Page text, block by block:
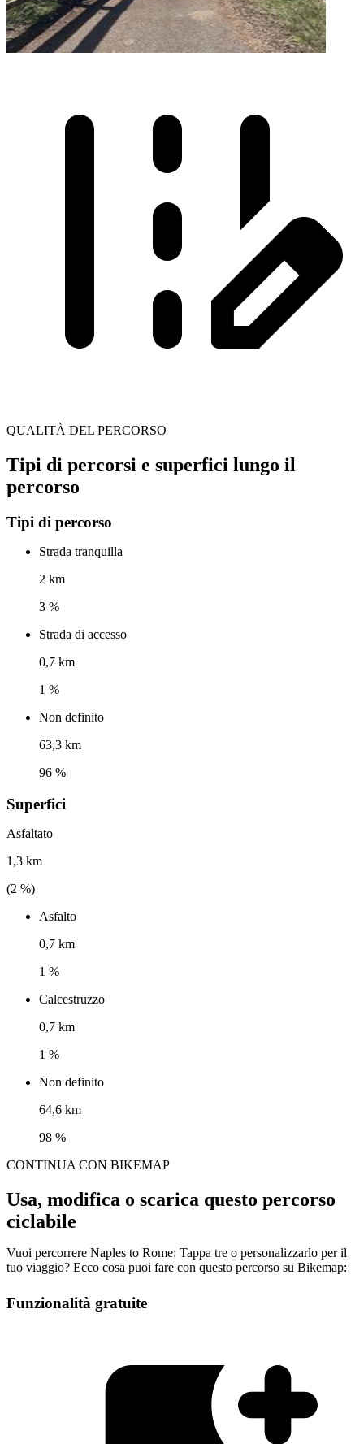
QUALITÀ DEL PERCORSO
Tipi di percorsi e superfici lungo il
percorso
Tipi di percorso
Strada tranquilla
2 km
3 %
Strada di accesso
0,7 km
1 %
Non definito
63,3 km
96 %
Superfici
Asfaltato
1,3 km
(2 %)
Asfalto
0,7 km
1 %
Calcestruzzo
0,7 km
1 %
Non definito
64,6 km
98 %
CONTINUA CON BIKEMAP
Usa, modifica o scarica questo percorso
ciclabile
Vuoi percorrere Naples to Rome: Tappa tre o personalizzarlo per il
tuo viaggio? Ecco cosa puoi fare con questo percorso su Bikemap:
Funzionalità gratuite